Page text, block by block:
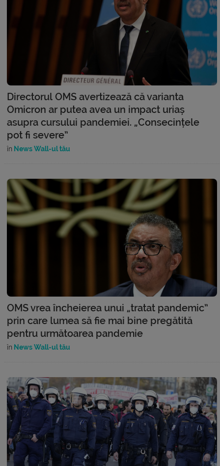
Directorul OMS avertizează că varianta
Omicron ar putea avea un impact uriaș
asupra cursului pandemiei. „Consecințele
pot fi severe”
în News Wall-ul tău
OMS vrea încheierea unui „tratat pandemic”
prin care lumea să fie mai bine pregătită
pentru următoarea pandemie
în News Wall-ul tău